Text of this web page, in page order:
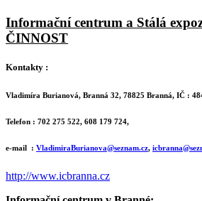
Informační centrum a Stálá
ČINNOST
Kontakty :
Vladimíra Burianová, Branná 32, 78825 Branná, IČ :
Telefon : 702 275 522, 608 179 724,
e-mail : VladimiraBurianova@seznam.cz,
http://www.icbranna.cz